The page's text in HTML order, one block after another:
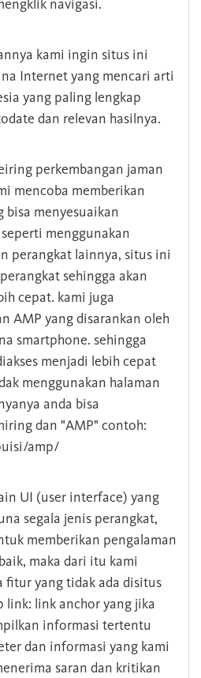
navigasi.
kami ingin situs ini
Internet yang mencari arti
yang paling lengkap
dan relevan hasilnya.
perkembangan jaman
mencoba memberikan
bisa menyesuaikan
menggunakan
perangkat lainnya, situs ini
sehingga akan
cepat. kami juga
AMP yang disarankan oleh
smartphone. sehingga
menjadi lebih cepat
menggunakan halaman
anda bisa
dan "AMP" contoh:
amp/
UI (user interface) yang
segala jenis perangkat,
memberikan pengalaman
maka dari itu kami
fitur yang tidak ada disitus
link anchor yang jika
informasi tertentu
dan informasi yang kami
saran dan kritikan